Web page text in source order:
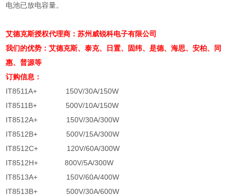
电池已放电容量。
艾德克斯授权代理商：苏州威锐科电子有限公司
我们的优势：艾德克斯、泰克、日置、固纬、是德、海思、安柏、同
惠、普源等
订购信息：
IT8511A+ 150V/30A/150W
IT8511B+ 500V/10A/150W
IT8512A+ 150V/30A/300W
IT8512B+ 500V/15A/300W
IT8512C+ 120V/60A/300W
IT8512H+ 800V/5A/300W
IT8513A+ 150V/60A/400W
IT8513B+ 500V/30A/600W